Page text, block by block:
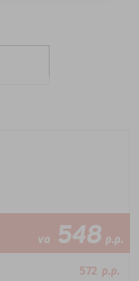
va 548 p.p.
572 p.p.